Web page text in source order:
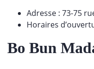
Adresse : 73-75
Horaires
Bo Bun